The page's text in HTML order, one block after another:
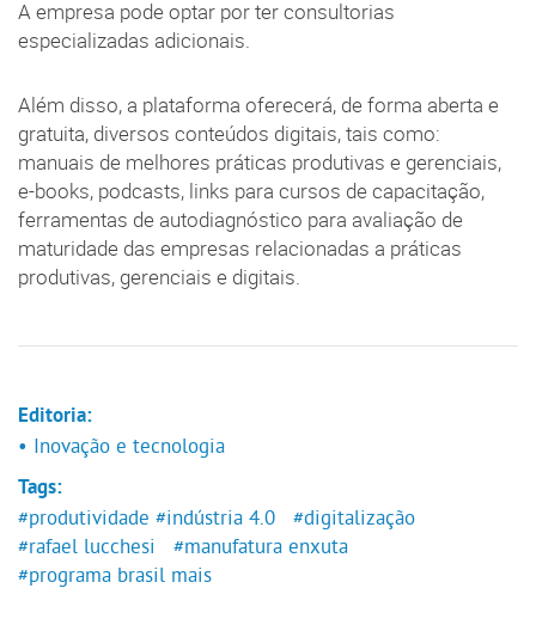
A empresa pode optar por ter consultorias
especializadas adicionais.
Além disso, a plataforma oferecerá, de forma aberta e
gratuita, diversos conteúdos digitais, tais como:
manuais de melhores práticas produtivas e gerenciais,
e-books, podcasts, links para cursos de capacitação,
ferramentas de autodiagnóstico para avaliação de
maturidade das empresas relacionadas a práticas
produtivas, gerenciais e digitais.
Editoria:
• Inovação e tecnologia
Tags:
#produtividade #indústria 4.0
#digitalização
#rafael lucchesi
#manufatura enxuta
#programa brasil mais